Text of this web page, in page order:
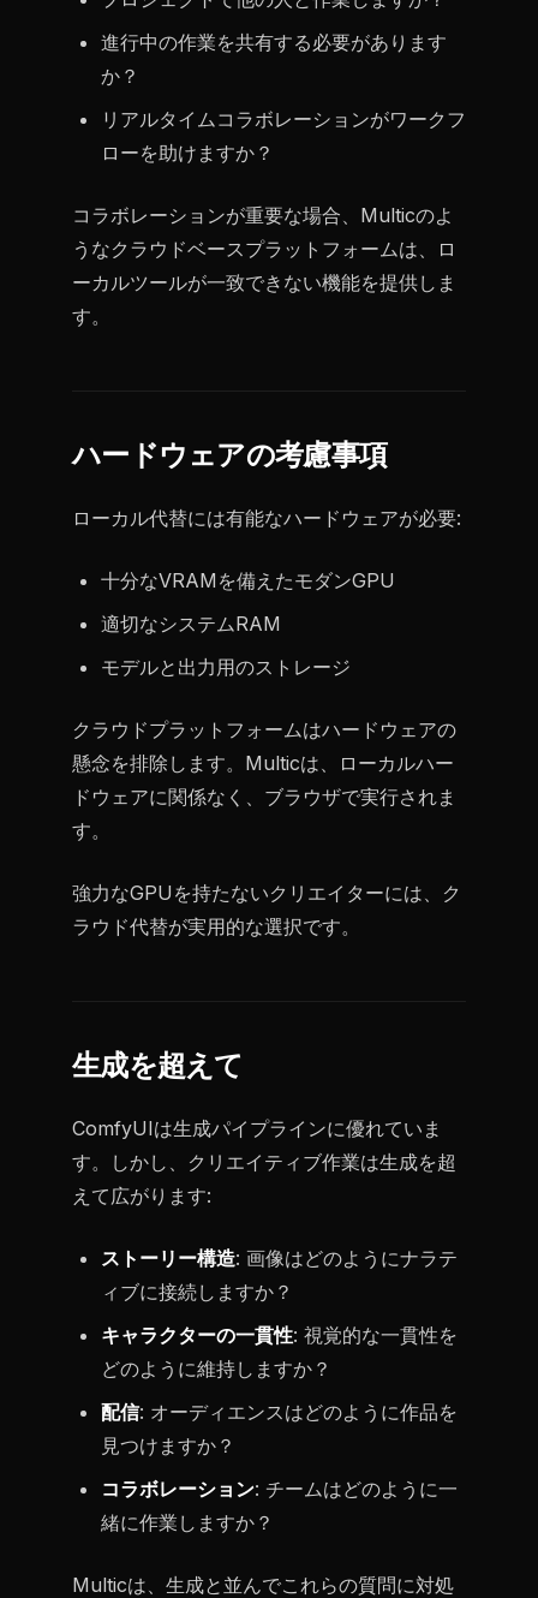
進行中の作業を共有する必要があります
か？
リアルタイムコラボレーションがワークフ
ローを助けますか？
コラボレーションが重要な場合、Multicのよ
うなクラウドベースプラットフォームは、ロ
ーカルツールが一致できない機能を提供しま
す。
ハードウェアの考慮事項
ローカル代替には有能なハードウェアが必要:
十分なVRAMを備えたモダンGPU
適切なシステムRAM
モデルと出力用のストレージ
クラウドプラットフォームはハードウェアの
懸念を排除します。Multicは、ローカルハー
ドウェアに関係なく、ブラウザで実行されま
す。
強力なGPUを持たないクリエイターには、ク
ラウド代替が実用的な選択です。
生成を超えて
ComfyUIは生成パイプラインに優れていま
す。しかし、クリエイティブ作業は生成を超
えて広がります:
ストーリー構造: 画像はどのようにナラテ
ィブに接続しますか？
キャラクターの一貫性: 視覚的な一貫性を
どのように維持しますか？
配信: オーディエンスはどのように作品を
見つけますか？
コラボレーション: チームはどのように一
緒に作業しますか？
Multicは、生成と並んでこれらの質問に対処